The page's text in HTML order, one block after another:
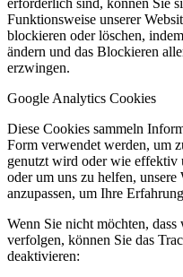
Funktionsweise unserer
blockieren oder löschen,
ändern und das Blockieren
erzwingen.
Google Analytics Cookies
Diese Cookies sammeln
Form verwendet werden, um
genutzt wird oder wie effektiv
oder um uns zu helfen,
anzupassen, um Ihre
Wenn Sie nicht möchten,
verfolgen, können Sie das
deaktivieren: